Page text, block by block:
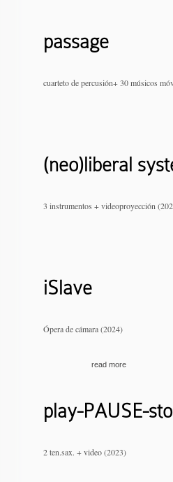
passage
cuarteto de percusión+ 30 músicos
(neo)liberal
3 instrumentos + videoproyección
iSlave
Ópera de cámara (2024)
read more
play-PAUSE-
2 ten.sax. + video (2023)